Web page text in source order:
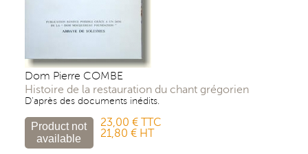
Dom Pierre COMBE
Histoire de la restauration du chant grégorien
D'après des documents inédits.
23,00 € TTC
21,80 € HT